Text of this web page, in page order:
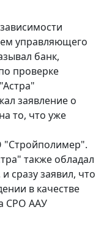
управляющего
банк,
проверке
заявление о
то, что уже
"Стройполимер".
также обладал
сразу заявил, что
в качестве
СРО ААУ